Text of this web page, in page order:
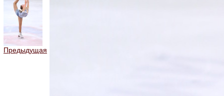
Предыдущая